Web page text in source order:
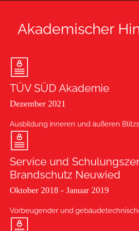
Akademischer
TÜV SÜD Akademie
Dezember 2021
Ausbildung inneren und äußeren
Service und
Brandschutz Neuwied
Oktober 2018 - Januar 2019
Vorbeugender und